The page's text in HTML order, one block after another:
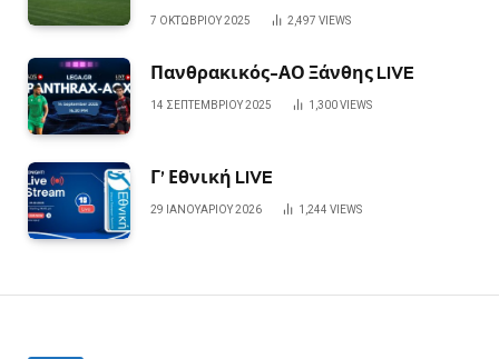
7 ΟΚΤΩΒΡΊΟΥ 2025 2,497 VIEWS
Πανθρακικός-ΑΟ Ξάνθης LIVE
14 ΣΕΠΤΕΜΒΡΊΟΥ 2025 1,300VIEWS
Γ’ Εθνική LIVE
29 ΙΑΝΟΥΑΡΊΟΥ 2026 1,244 VIEWS